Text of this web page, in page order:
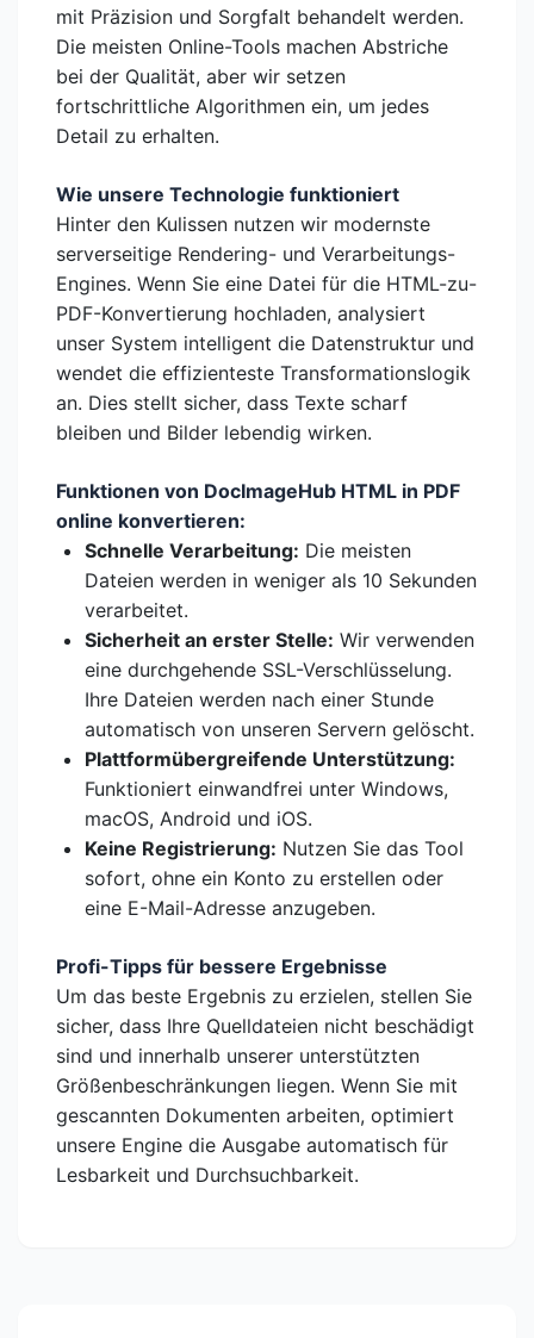
mit Präzision und Sorgfalt behandelt werden.
Die meisten Online-Tools machen Abstriche
bei der Qualität, aber wir setzen
fortschrittliche Algorithmen ein, um jedes
Detail zu erhalten.
Wie unsere Technologie funktioniert
Hinter den Kulissen nutzen wir modernste
serverseitige Rendering- und Verarbeitungs-
Engines. Wenn Sie eine Datei für die HTML-zu-
PDF-Konvertierung hochladen, analysiert
unser System intelligent die Datenstruktur und
wendet die effizienteste Transformationslogik
an. Dies stellt sicher, dass Texte scharf
bleiben und Bilder lebendig wirken.
Funktionen von DocImageHub HTML in PDF
online konvertieren:
Schnelle Verarbeitung: Die meisten
Dateien werden in weniger als 10 Sekunden
verarbeitet.
Sicherheit an erster Stelle: Wir verwenden
eine durchgehende SSL-Verschlüsselung.
Ihre Dateien werden nach einer Stunde
automatisch von unseren Servern gelöscht.
Plattformübergreifende Unterstützung:
Funktioniert einwandfrei unter Windows,
macOS, Android und iOS.
Keine Registrierung: Nutzen Sie das Tool
sofort, ohne ein Konto zu erstellen oder
eine E-Mail-Adresse anzugeben.
Profi-Tipps für bessere Ergebnisse
Um das beste Ergebnis zu erzielen, stellen Sie
sicher, dass Ihre Quelldateien nicht beschädigt
sind und innerhalb unserer unterstützten
Größenbeschränkungen liegen. Wenn Sie mit
gescannten Dokumenten arbeiten, optimiert
unsere Engine die Ausgabe automatisch für
Lesbarkeit und Durchsuchbarkeit.